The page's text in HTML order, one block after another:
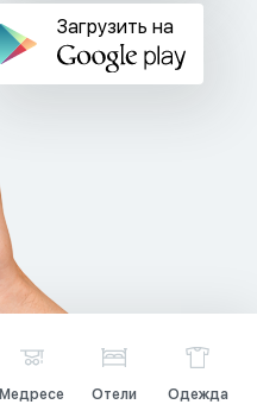
Загрузить на
Медресе Отели Одежда